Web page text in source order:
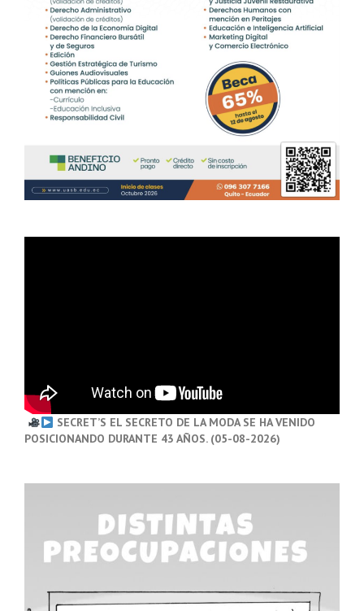
SECRET’S EL SECRETO DE LA MODA SE HA VENIDO
POSICIONANDO DURANTE 43 AÑOS. (05-08-2026)